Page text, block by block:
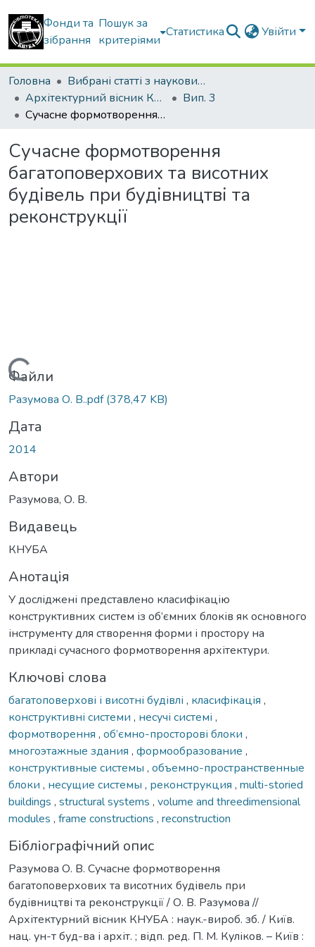
Фонди та
зібрання
Пошук за
критеріями
Статистика Увійти
Головна
Вибрані статті з наукових збірників КНУБА
Архітектурний вісник КНУБА
Вип. 3
Сучасне формотворення багатоповерхових та висотних будівель при будівництві та реконструкції
Сучасне формотворення
багатоповерхових та висотних
будівель при будівництві та
реконструкції
Вантажиться...
Файли
Разумова О. В..pdf(378,47 KB)
Дата
2014
Автори
Разумова, О. В.
Видавець
КНУБА
Анотація
У досліджені представлено класифікацію
конструктивних систем із об’ємних блоків як основного
інструменту для створення форми і простору на
прикладі сучасного формотворення архітектури.
Ключові слова
багатоповерхові і висотні будівлі , класифікація ,
конструктивні системи , несучі системі ,
формотворення , об’ємно-просторові блоки ,
многоэтажные здания , формообразование ,
конструктивные системы , объемно-пространственные
блоки , несущие системы , реконструкция , multi-storied
buildings , structural systems , volume and threedimensional
modules , frame constructions , reconstruction
Бібліографічний опис
Разумова О. В. Сучасне формотворення
багатоповерхових та висотних будівель при
будівництві та реконструкції / О. В. Разумова //
Архітектурний вісник КНУБА : наук.-вироб. зб. / Київ.
нац. ун-т буд-ва і архіт. ; відп. ред. П. М. Куліков. – Київ :